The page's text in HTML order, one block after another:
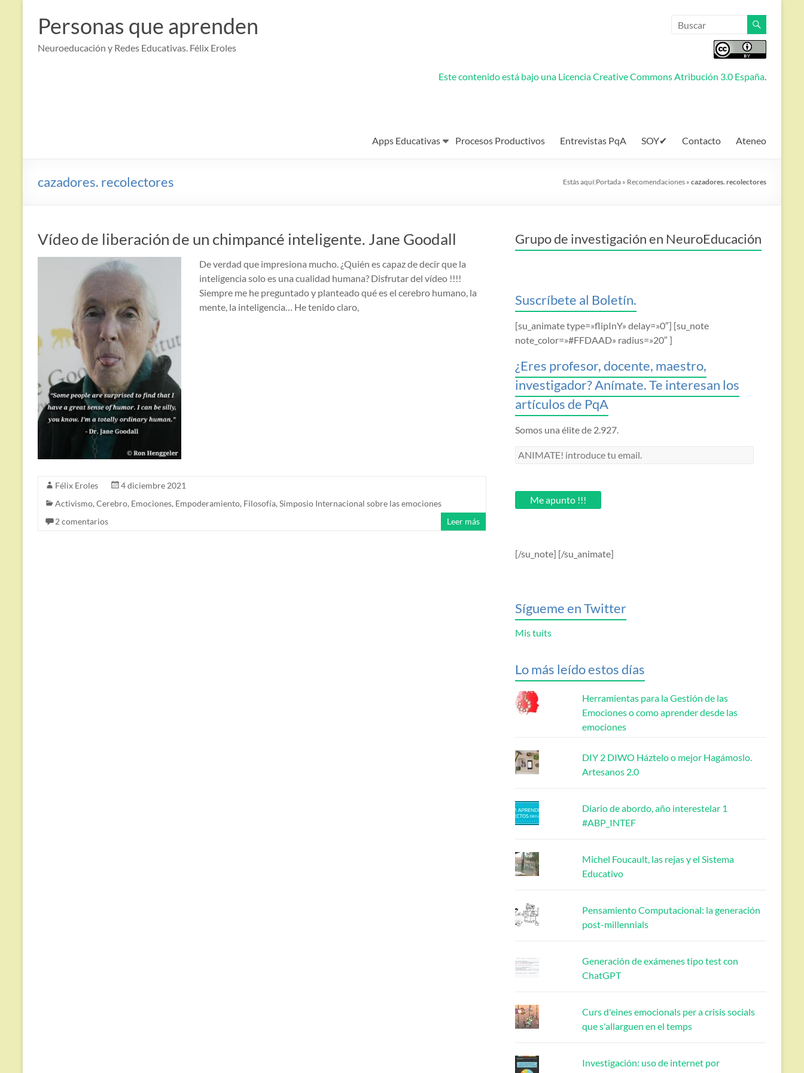
contenido
Personas que aprenden
Neuroeducación y Redes Educativas. Félix Eroles
Este contenido está bajo una Licencia Creative Commons Atribución 3.0 España.
Apps Educativas Procesos Productivos Entrevistas PqA SOY✔ Contacto Ateneo
cazadores. recolectores Estás aquí:Portada » Recomendaciones » cazadores. recolectores
Vídeo de liberación de un chimpancé inteligente. Jane Goodall
De verdad que impresiona mucho. ¿Quién es capaz de decir que la
inteligencia solo es una cualidad humana? Disfrutar del vídeo !!!!
Siempre me he preguntado y planteado qué es el cerebro humano, la
mente, la inteligencia… He tenido claro,
Félix Eroles
4 diciembre 2021
Activismo, Cerebro, Emociones, Empoderamiento, Filosofía, Simposio Internacional sobre las emociones
2 comentarios
Leer más
Grupo de investigación en NeuroEducación
Suscríbete al Boletín.
[su_animate type=»flipInY» delay=»0″] [su_note
note_color=»#FFDAAD» radius=»20″ ]
¿Eres profesor, docente, maestro,
investigador? Anímate. Te interesan los
artículos de PqA
Somos una élite de 2.927.
ANIMATE!
email.Me apunto !!!
[/su_note] [/su_animate]
Sígueme en Twitter
Mis tuits
Lo más leído estos días
Herramientas para la Gestión de las
Emociones o como aprender desde las
emociones
DIY 2 DIWO Háztelo o mejor Hagámoslo.
Artesanos 2.0
Diario de abordo, año interestelar 1
#ABP_INTEF
Michel Foucault, las rejas y el Sistema
Educativo
Pensamiento Computacional: la generación
post-millennials
Generación de exámenes tipo test con
ChatGPT
Curs d'eines emocionals per a crisis socials
que s'allarguen en el temps
Investigación: uso de internet por